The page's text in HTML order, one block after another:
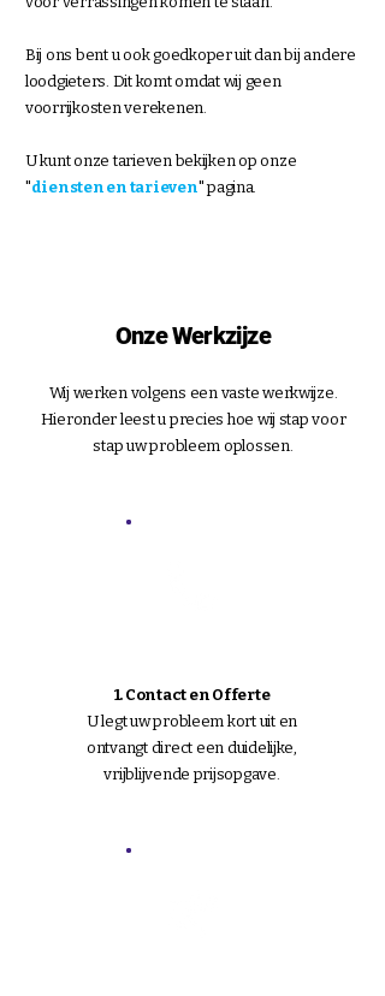
Bij ons bent u ook goedkoper uit dan bij andere
loodgieters. Dit komt omdat wij geen
voorrijkosten verekenen.
U kunt onze tarieven bekijken op onze
"diensten en tarieven" pagina.
Onze Werkzijze
Wij werken volgens een vaste werkwijze.
Hieronder leest u precies hoe wij stap voor
stap uw probleem oplossen.
1. Contact en Offerte
U legt uw probleem kort uit en
ontvangt direct een duidelijke,
vrijblijvende prijsopgave.